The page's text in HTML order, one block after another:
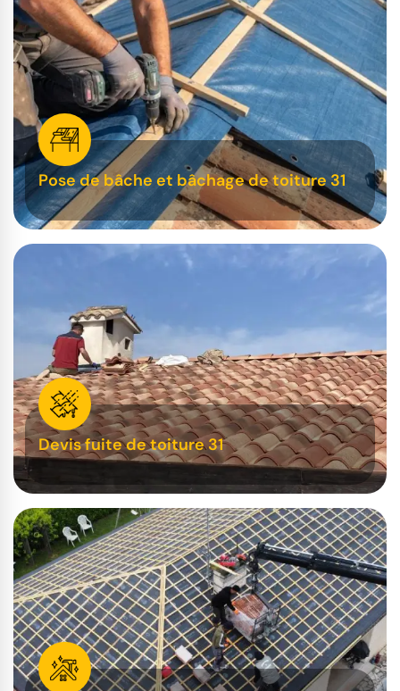
Pose de bâche et bâchage de toiture 31
Devis fuite de toiture 31